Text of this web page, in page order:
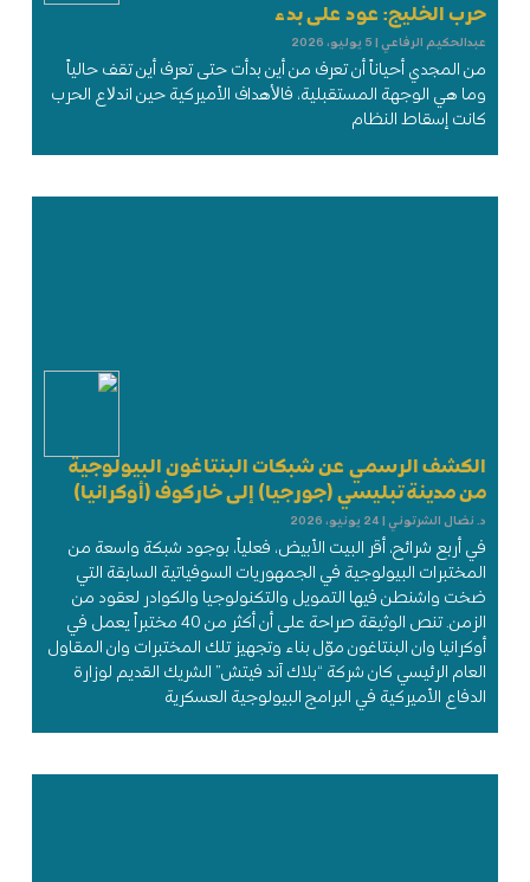
حرب الخليج: عود على بدء
عبدالحكيم الرفاعي 5 يوليو، 2026
من المجدي أحياناً أن تعرف من أين بدأت حتى تعرف أين تقف حالياً
وما هي الوجهة المستقبلية، فاﻷهداف الأميركية حين اندﻻع الحرب
كانت إسقاط النظام
الكشف الرسمي عن شبكات البنتاغون البيولوجية
من مدينة تبليسي (جورجيا) إلى خاركوف (أوكرانيا)
د. نضال الشرتوني 24 يونيو، 2026
في أربع شرائح، أقر البيت الأبيض، فعلياً، بوجود شبكة واسعة من
المختبرات البيولوجية في الجمهوريات السوفياتية السابقة التي
ضخت واشنطن فيها التمويل والتكنولوجيا والكوادر لعقود من
الزمن. تنص الوثيقة صراحة على أن أكثر من 40 مختبراً يعمل في
أوكرانيا وان البنتاغون موّل بناء وتجهيز تلك المختبرات وان المقاول
العام الرئيسي كان شركة “بلاك آند فيتش” الشريك القديم لوزارة
الدفاع الأميركية في البرامج البيولوجية العسكرية